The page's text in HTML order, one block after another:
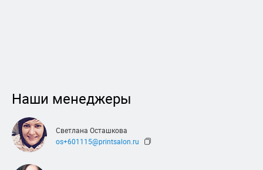
Наши менеджеры
Светлана Осташкова
os+601115@printsalon.ru